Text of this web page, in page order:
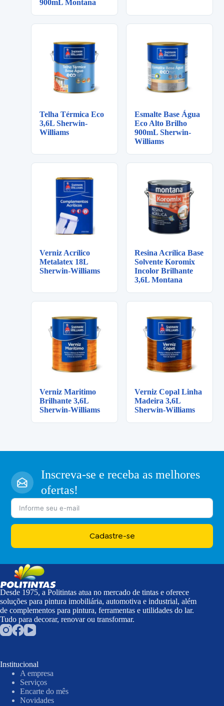
900mL Montana
Telha Térmica Eco
3,6L Sherwin-
Williams
Esmalte Base Água
Eco Alto Brilho
900mL Sherwin-
Williams
Verniz Acrílico
Metalatex 18L
Sherwin-Williams
Resina Acrílica Base
Solvente Koromix
Incolor Brilhante
3,6L Montana
Verniz Maritimo
Brilhante 3,6L
Sherwin-Williams
Verniz Copal Linha
Madeira 3,6L
Sherwin-Williams
Inscreva-se e receba as melhores
ofertas!
Cadastre-se
Desde 1975, a Politintas atua no mercado de tintas e oferece
soluções para pintura imobiliária, automotiva e industrial, além
de complementos para pintura, ferramentas e utilidades do lar.
Tudo para decorar, renovar ou transformar.
Institucional
A empresa
Serviços
Encarte do mês
Novidades